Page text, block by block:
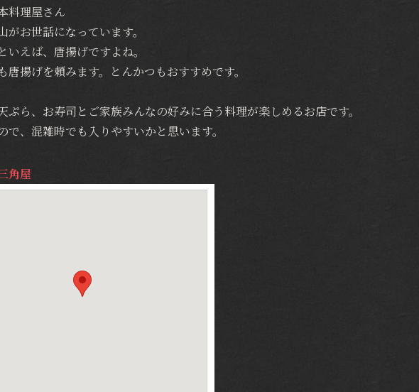
料理屋さん
がお世話になっています。
いえば、唐揚げですよね。
唐揚げを頼みます。とんかつもおすすめです。
ぷら、お寿司とご家族みんなの好みに合う料理が楽しめるお店です。
で、混雑時でも入りやすいかと思います。
角屋